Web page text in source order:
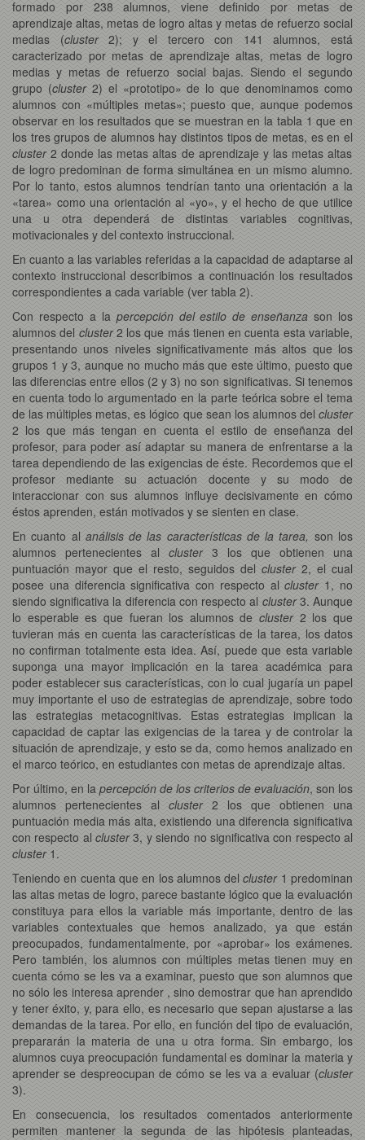
formado por 238 alumnos, viene definido por metas de
aprendizaje altas, metas de logro altas y metas de refuerzo social
medias (cluster2); y el tercero con 141 alumnos, está
caracterizado por metas de aprendizaje altas, metas de logro
medias y metas de refuerzo social bajas. Siendo el segundo
grupo (cluster 2) el «prototipo» de lo que denominamos como
alumnos con «múltiples metas»; puesto que, aunque podemos
observar en los resultados que se muestran en la tabla 1 que en
los tres grupos de alumnos hay distintos tipos de metas, es en el
cluster2 donde las metas altas de aprendizaje y las metas altas
de logro predominan de forma simultánea en un mismo alumno.
Por lo tanto, estos alumnos tendrían tanto una orientación a la
«tarea» como una orientación al «yo», y el hecho de que utilice
una u otra dependerá de distintas variables cognitivas,
motivacionales y del contexto instruccional.
En cuanto a las variables referidas a la capacidad de adaptarse al
contexto instruccional describimos a continuación los resultados
correspondientes a cada variable (ver tabla 2).
Con respecto a la percepción del estilo de enseñanza son los
alumnos del cluster2 los que más tienen en cuenta esta variable,
presentando unos niveles significativamente más altos que los
grupos 1 y 3, aunque no mucho más que este último, puesto que
las diferencias entre ellos (2 y 3) no son significativas. Si tenemos
en cuenta todo lo argumentado en la parte teórica sobre el tema
de las múltiples metas, es lógico que sean los alumnos del cluster
2 los que más tengan en cuenta el estilo de enseñanza del
profesor, para poder así adaptar su manera de enfrentarse a la
tarea dependiendo de las exigencias de éste. Recordemos que el
profesor mediante su actuación docente y su modo de
interaccionar con sus alumnos influye decisivamente en cómo
éstos aprenden, están motivados y se sienten en clase.
En cuanto al análisis de las características de la tarea, son los
alumnos pertenecientes al cluster3 los que obtienen una
puntuación mayor que el resto, seguidos del cluster 2, el cual
posee una diferencia significativa con respecto alcluster1, no
siendo significativa la diferencia con respecto al cluster3. Aunque
lo esperable es que fueran los alumnos de cluster2 los que
tuvieran más en cuenta las características de la tarea, los datos
no confirman totalmente esta idea. Así, puede que esta variable
suponga una mayor implicación en la tarea académica para
poder establecer sus características, con lo cual jugaría un papel
muy importante el uso de estrategias de aprendizaje, sobre todo
las estrategias metacognitivas. Estas estrategias implican la
capacidad de captar las exigencias de la tarea y de controlar la
situación de aprendizaje, y esto se da, como hemos analizado en
el marco teórico, en estudiantes con metas de aprendizaje altas.
Por último, en la percepción de los criterios de evaluación, son los
alumnos pertenecientes al cluster 2 los que obtienen una
puntuación media más alta, existiendo una diferencia significativa
con respecto alcluster3, y siendo no significativa con respecto al
cluster1.
Teniendo en cuenta que en los alumnos delcluster1 predominan
las altas metas de logro, parece bastante lógico que la evaluación
constituya para ellos la variable más importante, dentro de las
variables contextuales que hemos analizado, ya que están
preocupados, fundamentalmente, por «aprobar» los exámenes.
Pero también, los alumnos con múltiples metas tienen muy en
cuenta cómo se les va a examinar, puesto que son alumnos que
no sólo les interesa aprender , sino demostrar que han aprendido
y tener éxito, y, para ello, es necesario que sepan ajustarse a las
demandas de la tarea. Por ello, en función del tipo de evaluación,
prepararán la materia de una u otra forma. Sin embargo, los
alumnos cuya preocupación fundamental es dominar la materia y
aprender se despreocupan de cómo se les va a evaluar (cluster
3).
En consecuencia, los resultados comentados anteriormente
permiten mantener la segunda de las hipótesis planteadas,